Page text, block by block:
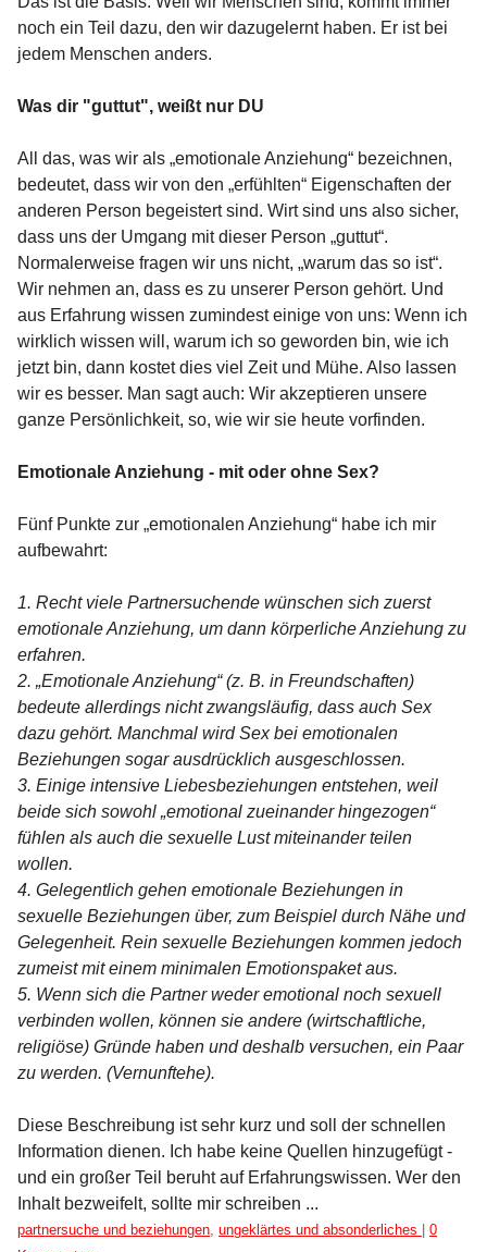
noch ein Teil dazu, den wir dazugelernt haben. Er ist bei
jedem Menschen anders.
Was dir "guttut", weißt nur DU
All das, was wir als „emotionale Anziehung“ bezeichnen,
bedeutet, dass wir von den „erfühlten“ Eigenschaften der
anderen Person begeistert sind. Wirt sind uns also sicher,
dass uns der Umgang mit dieser Person „guttut“.
Normalerweise fragen wir uns nicht, „warum das so ist“.
Wir nehmen an, dass es zu unserer Person gehört. Und
aus Erfahrung wissen zumindest einige von uns: Wenn ich
wirklich wissen will, warum ich so geworden bin, wie ich
jetzt bin, dann kostet dies viel Zeit und Mühe. Also lassen
wir es besser. Man sagt auch: Wir akzeptieren unsere
ganze Persönlichkeit, so, wie wir sie heute vorfinden.
Emotionale Anziehung - mit oder ohne Sex?
Fünf Punkte zur „emotionalen Anziehung“ habe ich mir
aufbewahrt:
1. Recht viele Partnersuchende wünschen sich zuerst
emotionale Anziehung, um dann körperliche Anziehung zu
erfahren.
2. „Emotionale Anziehung“ (z. B. in Freundschaften)
bedeute allerdings nicht zwangsläufig, dass auch Sex
dazu gehört. Manchmal wird Sex bei emotionalen
Beziehungen sogar ausdrücklich ausgeschlossen.
3. Einige intensive Liebesbeziehungen entstehen, weil
beide sich sowohl „emotional zueinander hingezogen“
fühlen als auch die sexuelle Lust miteinander teilen
wollen.
4. Gelegentlich gehen emotionale Beziehungen in
sexuelle Beziehungen über, zum Beispiel durch Nähe und
Gelegenheit. Rein sexuelle Beziehungen kommen jedoch
zumeist mit einem minimalen Emotionspaket aus.
5. Wenn sich die Partner weder emotional noch sexuell
verbinden wollen, können sie andere (wirtschaftliche,
religiöse) Gründe haben und deshalb versuchen, ein Paar
zu werden. (Vernunftehe).
Diese Beschreibung ist sehr kurz und soll der schnellen
Information dienen. Ich habe keine Quellen hinzugefügt -
und ein großer Teil beruht auf Erfahrungswissen. Wer den
Inhalt bezweifelt, sollte mir schreiben ...
Kategorien:
partnersuche und beziehungen ungeklärtes und absonderliches
0